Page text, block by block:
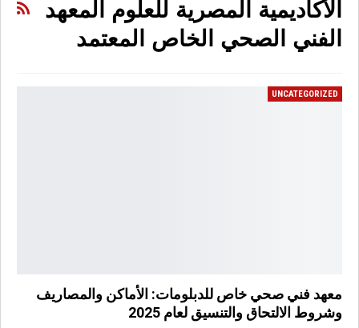
الأكاديمية المصرية للعلوم المعهد
الفني الصحي الخاص المعتمد
UNCATEGORIZED
معهد فني صحي خاص للدبلومات: الأماكن والمصاريف
وشروط الالتحاق والتنسيق لعام 2025